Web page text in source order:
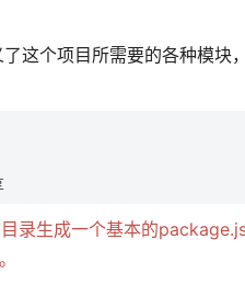
这个项目所需要的各种模块
录生成一个基本的